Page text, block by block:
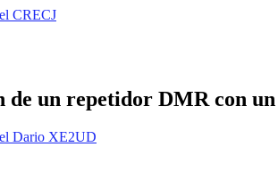
CRECJ
de un repetidor DMR con
Dario XE2UD